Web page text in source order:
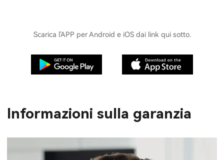
Scarica l'APP per Android e iOS dai link qui sotto.
Informazioni sulla garanzia